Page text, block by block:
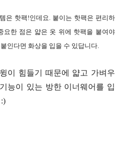
은 핫팩!인데요. 붙이는 핫팩은 편리하
요한 점은 얇은 옷 위에 핫팩을 붙여야
인다면 화상을 입을 수 있답니다.
이 힘들기 때문에 얇고 가벼우
능이 있는 방한 이너웨어를 입